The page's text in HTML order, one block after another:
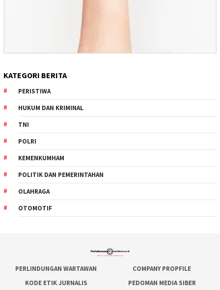
KATEGORI BERITA
PERISTIWA
HUKUM DAN KRIMINAL
TNI
POLRI
KEMENKUMHAM
POLITIK DAN PEMERINTAHAN
OLAHRAGA
OTOMOTIF
PERLINDUNGAN WARTAWAN
COMPANY PROPFILE
KODE ETIK JURNALIS
PEDOMAN MEDIA SIBER